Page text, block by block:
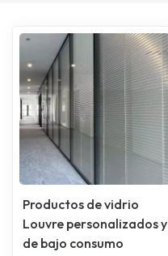
Productos de vidrio
Louvre personalizados y
de bajo consumo